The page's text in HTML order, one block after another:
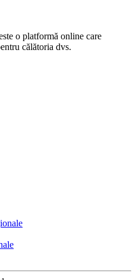
o platformă online care
călătoria dvs.